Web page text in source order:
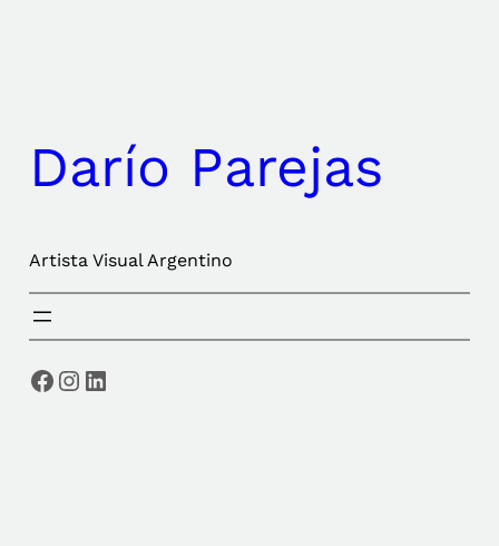
Darío Parejas
Artista Visual Argentino
Facebook Instagram LinkedIn